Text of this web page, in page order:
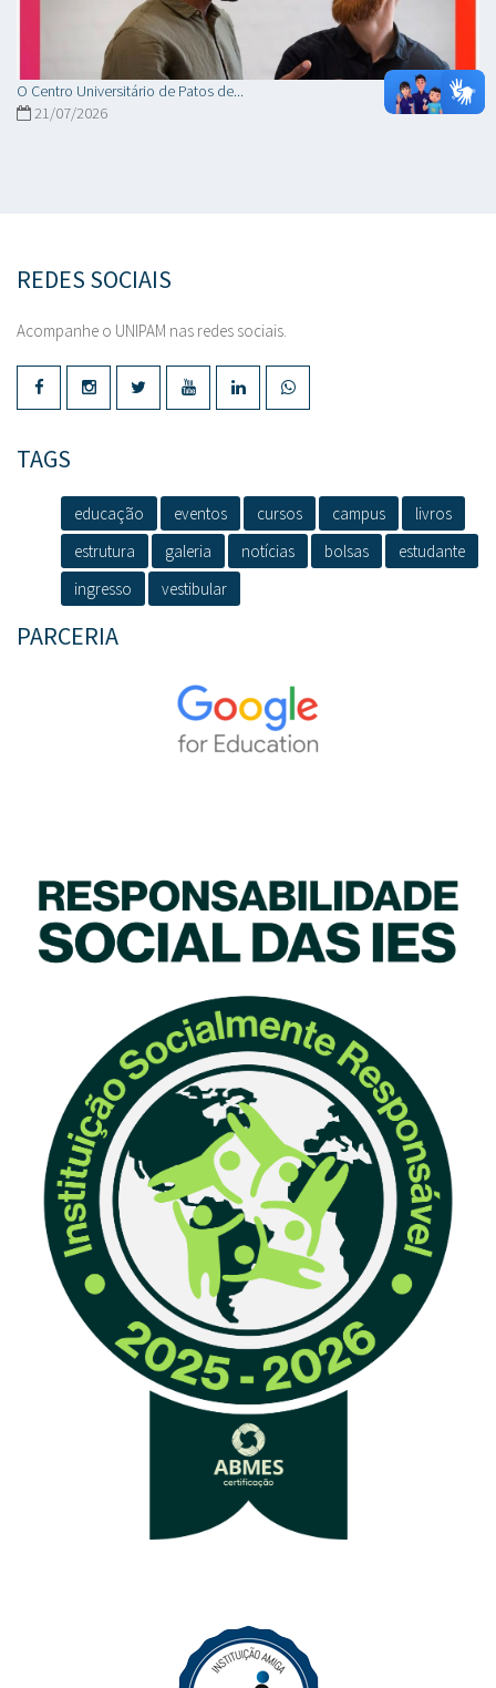
O Centro Universitário de Patos de...
21/07/2026
REDES SOCIAIS
Acompanhe o UNIPAM nas redes sociais.
TAGS
educação eventos cursos campus
livros
estrutura
galeria notícias bolsas
estudante
ingresso
vestibular
PARCERIA